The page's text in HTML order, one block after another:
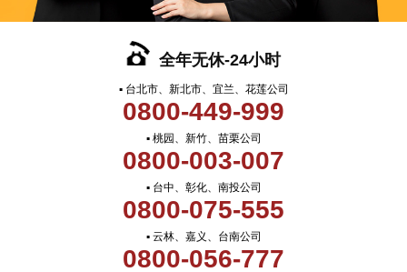
全年无休-24小时
▪ 台北市、新北市、宜兰、花莲公司
0800-449-999
▪ 桃园、新竹、苗栗公司
0800-003-007
▪ 台中、彰化、南投公司
0800-075-555
▪ 云林、嘉义、台南公司
0800-056-777